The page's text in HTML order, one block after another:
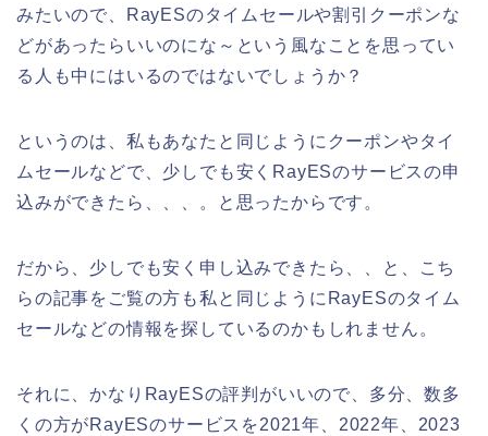
みたいので、RayESのタイムセールや割引クーポンな
どがあったらいいのにな～という風なことを思ってい
る人も中にはいるのではないでしょうか？
というのは、私もあなたと同じようにクーポンやタイ
ムセールなどで、少しでも安くRayESのサービスの申
込みができたら、、、。と思ったからです。
だから、少しでも安く申し込みできたら、、と、こち
らの記事をご覧の方も私と同じようにRayESのタイム
セールなどの情報を探しているのかもしれません。
それに、かなりRayESの評判がいいので、多分、数多
くの方がRayESのサービスを2021年、2022年、2023